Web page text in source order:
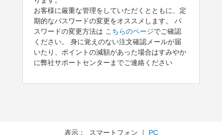
お客様に厳重な管理をしていただくとともに、定
期的なパスワードの変更をオススメします。 パ
スワードの変更方法は こちらのページでご確認
ください。 身に覚えのない注文確認メールが届
いたり、ポイントの減額があった場合はすみやか
に弊社サポートセンターまでご連絡ください
表示： スマートフォン ｜ PC